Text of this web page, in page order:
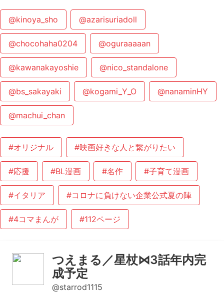
@kinoya_sho @azarisuriadoll
@chocohaha0204 @oguraaaaan
@kawanakayoshie @nico_standalone
@bs_sakayaki @kogami_Y_O @nanaminHY
@machui_chan
#オリジナル #映画好きな人と繋がりたい
#応援 #BL漫画 #名作 #子育て漫画
#イタリア #コロナに負けない企業公式夏の陣
#4コマまんが #112ページ
つえまる／星杖⋈3話年内完
成予定
@starrod1115